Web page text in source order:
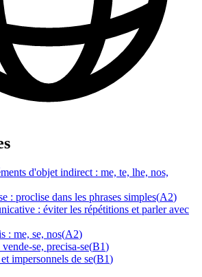
d'objet indirect : me, te, lhe, nos,
: proclise dans les phrases simples(A2)
: éviter les répétitions et parler avec
: me, se, nos(A2)
se, precisa-se(B1)
impersonnels de se(B1)